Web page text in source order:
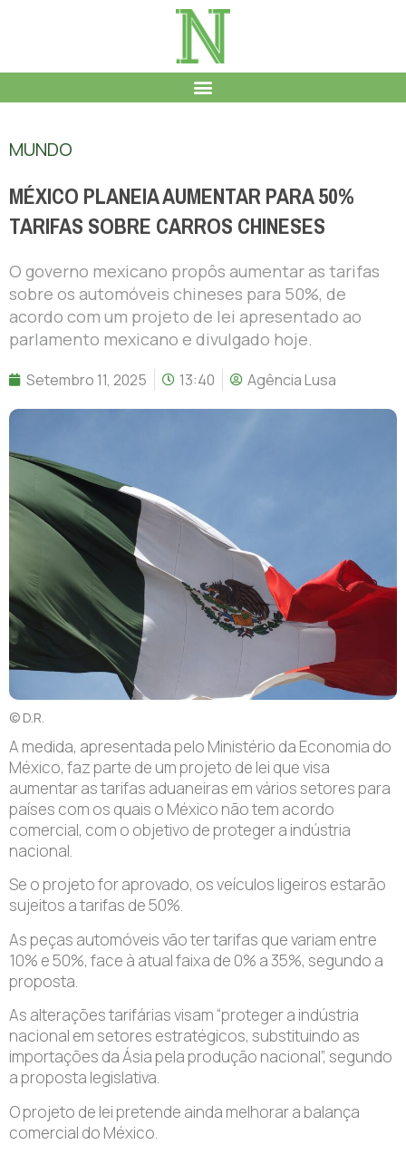
MUNDO
MÉXICO PLANEIA AUMENTAR PARA 50%
TARIFAS SOBRE CARROS CHINESES
O governo mexicano propôs aumentar as tarifas
sobre os automóveis chineses para 50%, de
acordo com um projeto de lei apresentado ao
parlamento mexicano e divulgado hoje.
Setembro 11, 2025 13:40 Agência Lusa
© D.R.
A medida, apresentada pelo Ministério da Economia do
México, faz parte de um projeto de lei que visa
aumentar as tarifas aduaneiras em vários setores para
países com os quais o México não tem acordo
comercial, com o objetivo de proteger a indústria
nacional.
Se o projeto for aprovado, os veículos ligeiros estarão
sujeitos a tarifas de 50%.
As peças automóveis vão ter tarifas que variam entre
10% e 50%, face à atual faixa de 0% a 35%, segundo a
proposta.
As alterações tarifárias visam “proteger a indústria
nacional em setores estratégicos, substituindo as
importações da Ásia pela produção nacional”, segundo
a proposta legislativa.
O projeto de lei pretende ainda melhorar a balança
comercial do México.